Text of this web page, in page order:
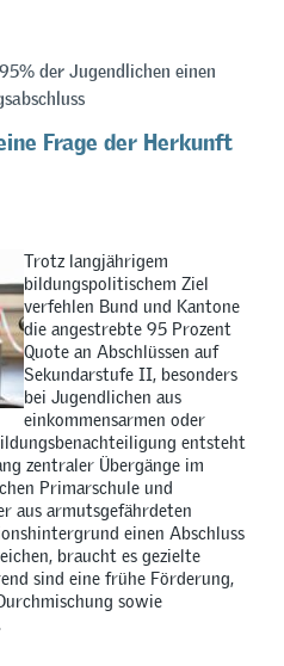
der Jugendlichen einen
Frage der Herkunft
Trotz langjährigem
bildungspolitischem Ziel
verfehlen Bund und Kantone
die angestrebte 95 Prozent
Quote an Abschlüssen auf
Sekundarstufe II, besonders
bei Jugendlichen aus
einkommensarmen oder
entsteht
zentraler Übergänge im
Primarschule und
aus armutsgefährdeten
einen Abschluss
braucht es gezielte
sind eine frühe Förderung,
sowie